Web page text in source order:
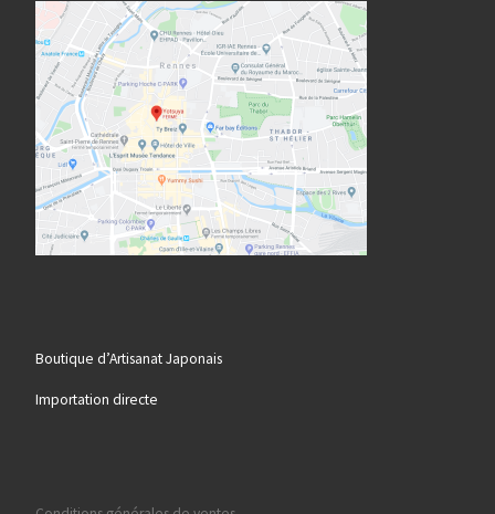
Boutique d’Artisanat Japonais
Importation directe